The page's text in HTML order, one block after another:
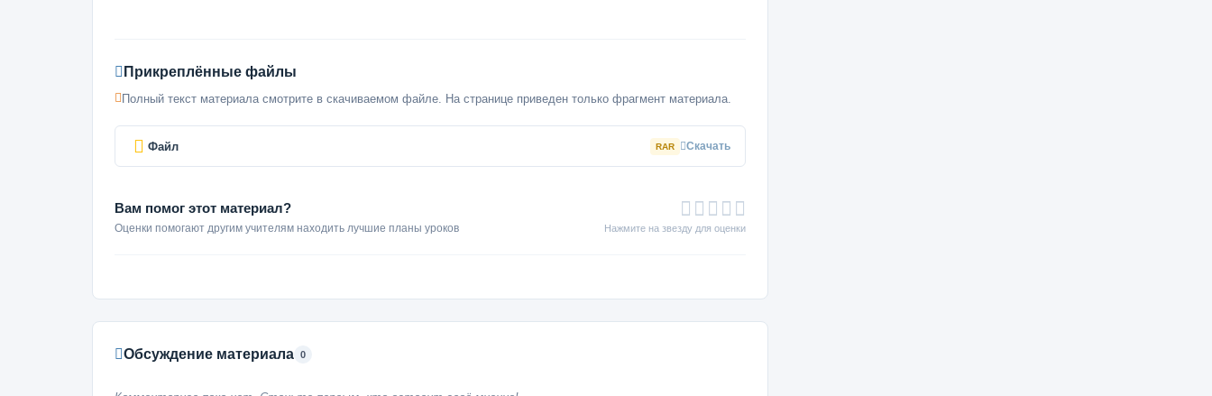
Прикреплённые файлы
Полный текст материала смотрите в скачиваемом файле. На странице приведен только фрагмент материала.
Файл RAR Скачать
Вам помог этот материал?
Оценки помогают другим учителям находить лучшие планы уроков Нажмите на звезду для оценки
Обсуждение материала 0